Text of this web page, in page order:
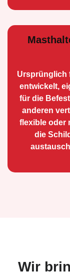
Ursprünglich
entwickelt,
für die
anderen
flexible oder
die
Wir